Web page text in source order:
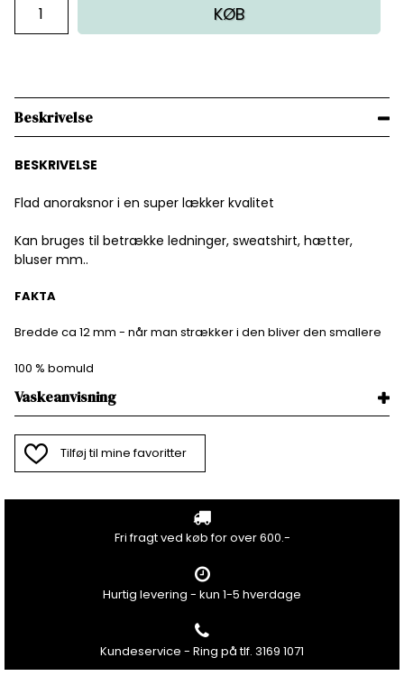
KØB
Beskrivelse
BESKRIVELSE
Flad anoraksnor i en super lækker kvalitet
Kan bruges til betrække ledninger, sweatshirt, hætter,
bluser mm..
FAKTA
Bredde ca 12 mm - når man strækker i den bliver den smallere
100 % bomuld
Vaskeanvisning
Tilføj til mine favoritter
Fri fragt ved køb for over 600.-
Hurtig levering - kun 1-5 hverdage
Kundeservice - Ring på tlf. 3169 1071